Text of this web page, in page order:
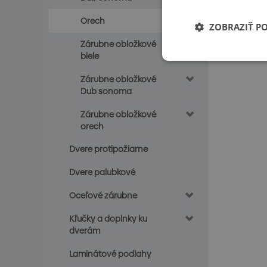
Orech
Zárubne obložkové
biele
Zárubne obložkové
Dub sonoma
Zárubne obložkové
orech
Dvere protipožiarne
Dvere palubkové
Oceľové zárubne
Kľučky a doplnky ku
dverám
Laminátové podlahy
ZOBRAZIŤ